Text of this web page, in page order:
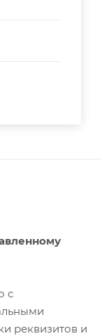
с
реквизитов и